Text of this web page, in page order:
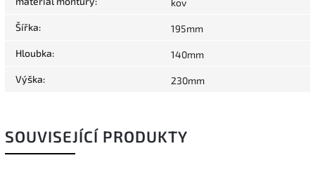
Šířka: 195mm
Hloubka: 140mm
Výška: 230mm
SOUVISEJÍCÍ PRODUKTY